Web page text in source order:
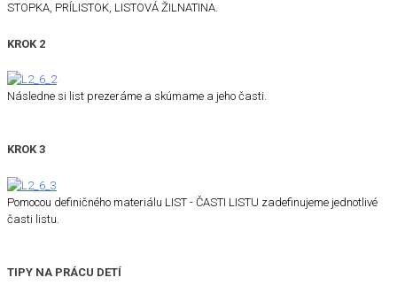
STOPKA, PRÍLISTOK, LISTOVÁ ŽILNATINA.
KROK 2
Následne si list prezeráme a skúmame a jeho časti.
KROK 3
Pomocou definičného materiálu LIST - ČASTI LISTU zadefinujeme jednotlivé
časti listu.
TIPY NA PRÁCU DETÍ